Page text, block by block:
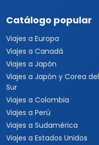
Catálogo popular
Viajes a Europa
Viajes a Canadá
Viajes a Japón
Viajes a Japón y Corea del
Sur
Viajes a Colombia
Viajes a Perú
Viajes a Sudamérica
Viajes a Estados Unidos